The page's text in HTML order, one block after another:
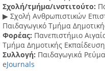
Σχολή/τμήμα/ινστιτούτο:
▶ Σχολή Ανθρωπιστικών
Παιδαγωγικό Τμήμα
Φορέας: Πανεπιστήμιο
Τμήμα Δημοτικής
Συλλογή: Παιδαγωγικά
eJournals